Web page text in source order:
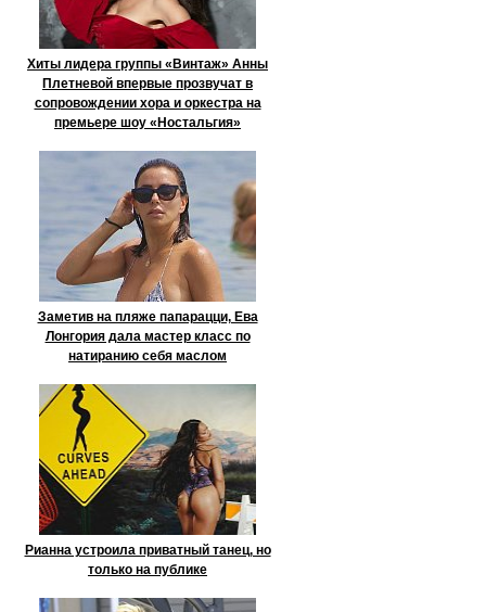
Хиты лидера группы «Винтаж» Анны
Плетневой впервые прозвучат в
сопровождении хора и оркестра на
премьере шоу «Ностальгия»
Заметив на пляже папарацци, Ева
Лонгория дала мастер класс по
натиранию себя маслом
Рианна устроила приватный танец, но
только на публике